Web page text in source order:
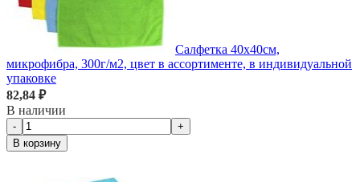
Салфетка 40х40см,
микрофибра, 300г/м2, цвет в ассортименте, в индивидуальной
упаковке
82,84 ₽
В наличии
-
+
В корзину